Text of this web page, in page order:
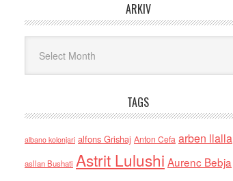
ARKIV
TAGS
albano kolonjari alfons Grishaj Anton Cefa arben llalla
asllan Bushati Astrit Lulushi Aurenc Bebja